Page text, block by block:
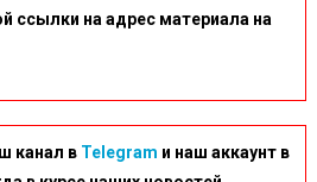
ссылки на адрес материала на
канал в Telegram и наш аккаунт в